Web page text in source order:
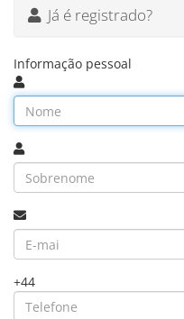
Já é registrado?
Informação pessoal
+44